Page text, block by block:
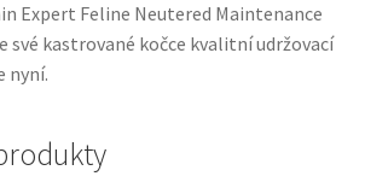
Expert Feline Neutered Maintenance
své kastrované kočce kvalitní udržovací
nyní.